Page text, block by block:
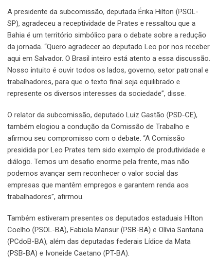
A presidente da subcomissão, deputada Érika Hilton (PSOL-
SP), agradeceu a receptividade de Prates e ressaltou que a
Bahia é um território simbólico para o debate sobre a redução
da jornada. “Quero agradecer ao deputado Leo por nos receber
aqui em Salvador. O Brasil inteiro está atento a essa discussão.
Nosso intuito é ouvir todos os lados, governo, setor patronal e
trabalhadores, para que o texto final seja equilibrado e
represente os diversos interesses da sociedade”, disse.
O relator da subcomissão, deputado Luiz Gastão (PSD-CE),
também elogiou a condução da Comissão de Trabalho e
afirmou seu compromisso com o debate. “A Comissão
presidida por Leo Prates tem sido exemplo de produtividade e
diálogo. Temos um desafio enorme pela frente, mas não
podemos avançar sem reconhecer o valor social das
empresas que mantêm empregos e garantem renda aos
trabalhadores”, afirmou.
Também estiveram presentes os deputados estaduais Hilton
Coelho (PSOL-BA), Fabiola Mansur (PSB-BA) e Olívia Santana
(PCdoB-BA), além das deputadas federais Lídice da Mata
(PSB-BA) e Ivoneide Caetano (PT-BA).